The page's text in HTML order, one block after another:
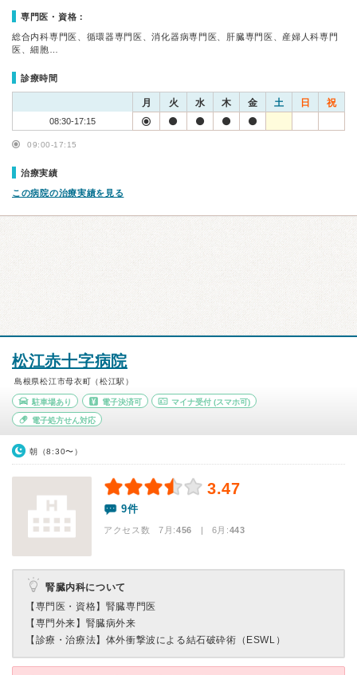
専門医・資格：
総合内科専門医、循環器専門医、消化器病専門医、肝臓専門医、産婦人科専門
医、細胞…
診療時間
月 火 水 木 金 土 日 祝
08:30-17:15
09:00-17:15
治療実績
この病院の治療実績を見る
松江赤十字病院
島根県松江市母衣町（松江駅）
駐車場あり 電子決済可 マイナ受付 (スマホ可)
電子処方せん対応
朝（8:30〜）
3.47
9件
アクセス数 7月:456 | 6月:443
腎臓内科について
【専門医・資格】 腎臓専門医
【専門外来】 腎臓病外来
【診療・治療法】 体外衝撃波による結石破砕術（ESWL）